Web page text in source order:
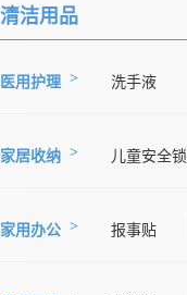
清洁用品
医用护理 洗手液
家居收纳 儿童安全锁
家用办公 报事贴